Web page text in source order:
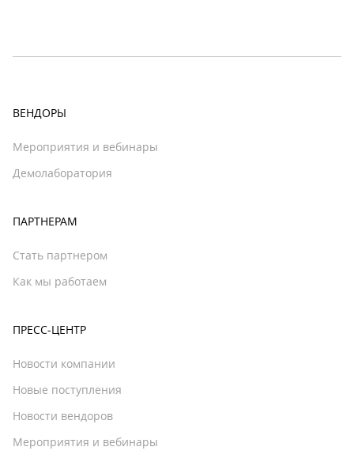
ВЕНДОРЫ
Мероприятия и вебинары
Демолаборатория
ПАРТНЕРАМ
Стать партнером
Как мы работаем
ПРЕСС-ЦЕНТР
Новости компании
Новые поступления
Новости вендоров
Мероприятия и вебинары